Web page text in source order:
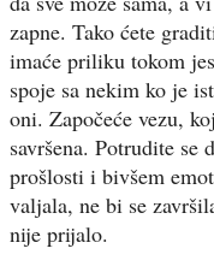
zapne. Tako ćete
imaće priliku tokom
spoje sa nekim ko je
oni. Započeće vezu,
savršena. Potrudite se
prošlosti i bivšem
valjala, ne bi se
nije prijalo.